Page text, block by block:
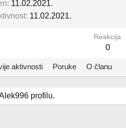
11.02.2021.
11.02.2021.
Reakcija
0
aktivnosti Poruke O članu
profilu.